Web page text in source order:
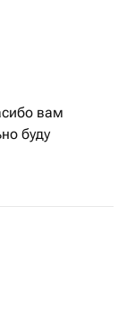
вам
буду